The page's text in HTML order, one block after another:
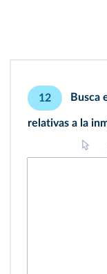
12 Busca
relativas a la